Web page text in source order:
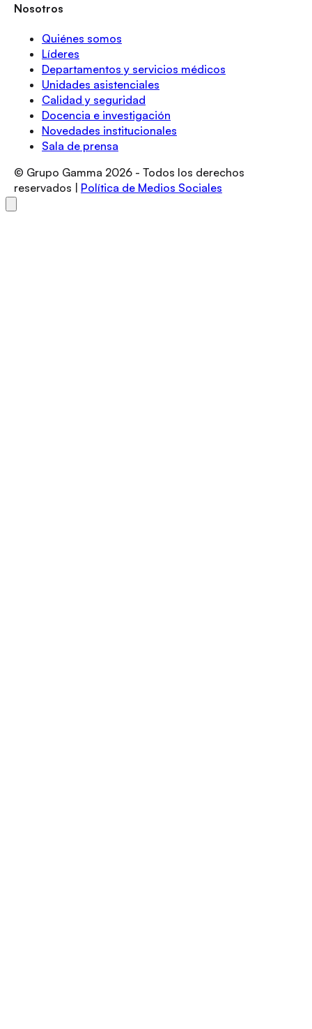
Nosotros
Quiénes somos
Líderes
Departamentos y servicios médicos
Unidades asistenciales
Calidad y seguridad
Docencia e investigación
Novedades institucionales
Sala de prensa
© Grupo Gamma 2026 - Todos los derechos
reservados |
Política de Medios Sociales